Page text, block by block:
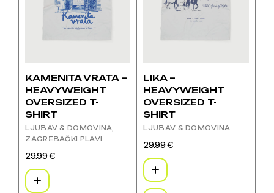
KAMENITA VRATA –
HEAVYWEIGHT
OVERSIZED T-
SHIRT
LJUBAV & DOMOVINA
ZAGREBAČKI PLAVI
29.99€
proizvod
ima
stranici
proizvoda
LIKA –
HEAVYWEIGHT
OVERSIZED T-
SHIRT
LJUBAV & DOMOVINA
29.99€
proizvod
ima